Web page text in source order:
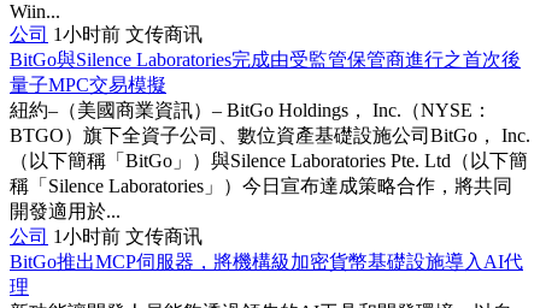
Wiin...
公司 1小时前 文传商讯
BitGo與Silence Laboratories完成由受監管保管商進行之首次後
量子MPC交易模擬
紐約–（美國商業資訊）– BitGo Holdings， Inc.（NYSE：
BTGO）旗下全資子公司、數位資產基礎設施公司BitGo， Inc.
（以下簡稱「BitGo」）與Silence Laboratories Pte. Ltd（以下簡
稱「Silence Laboratories」）今日宣布達成策略合作，將共同
開發適用於...
公司 1小时前 文传商讯
BitGo推出MCP伺服器，將機構級加密貨幣基礎設施導入AI代
理